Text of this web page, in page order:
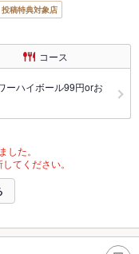
投稿特典対象店
コース
ーハイボール99円orお
した。
てください。